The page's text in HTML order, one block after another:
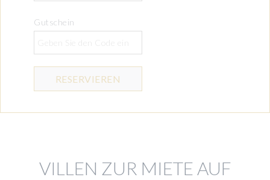
Gutschein
VILLEN ZUR MIETE AUF